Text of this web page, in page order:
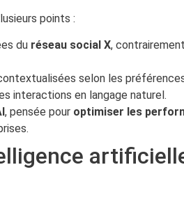
points :
du réseau social X,
selon les
interactions en langage naturel.
, pensée pour optimiser les